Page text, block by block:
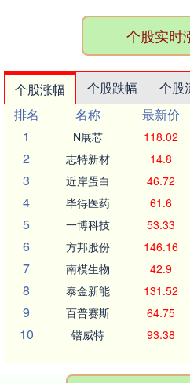
个股实时
个股涨幅 个股跌幅 个股
排名
名称 最新价
1
N展芯 118.02
2 志特新材 14.8
3 近岸蛋白 46.72
4 毕得医药 61.6
5 一博科技 53.33
6 方邦股份 146.16
7 南模生物 42.9
8 泰金新能 131.52
9 百普赛斯 64.75
10 锴威特 93.38